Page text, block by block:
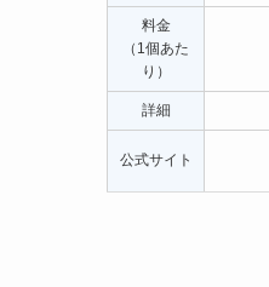
料金
（1個あた
り）
詳細
公式サイト